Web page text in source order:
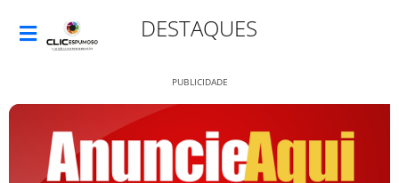
DESTAQUES
PUBLICIDADE